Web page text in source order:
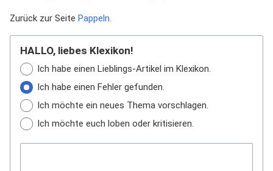
Zurück zur Seite Pappeln.
HALLO, liebes Klexikon!
Ich habe einen Lieblings-Artikel im Klexikon.
Ich habe einen Fehler gefunden.
Ich möchte ein neues Thema vorschlagen.
Ich möchte euch loben oder kritisieren.